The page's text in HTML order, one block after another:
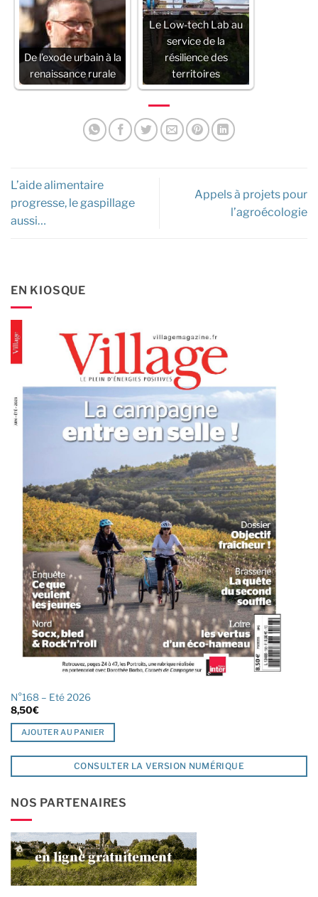
De l’exode urbain à la
renaissance rurale
Le Low-tech Lab au
service de la
résilience des
territoires
L’aide alimentaire
progresse, le gaspillage
aussi…
Appels à projets pour
l’agroécologie
EN KIOSQUE
N°168 – Eté 2026
8,50€
AJOUTER AU PANIER
CONSULTER LA VERSION NUMÉRIQUE
NOS PARTENAIRES